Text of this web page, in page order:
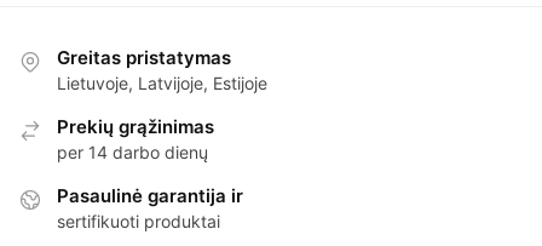
Greitas pristatymas
Lietuvoje, Latvijoje, Estijoje
Prekių grąžinimas
per 14 darbo dienų
Pasaulinė garantija ir
sertifikuoti produktai